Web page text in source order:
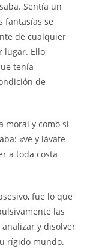
Sentía un
fantasías se
de cualquier
lugar. Ello
tenía
de
moral y como si
«ve y lávate
a toda costa
fue lo que
las
y disolver
rígido mundo.